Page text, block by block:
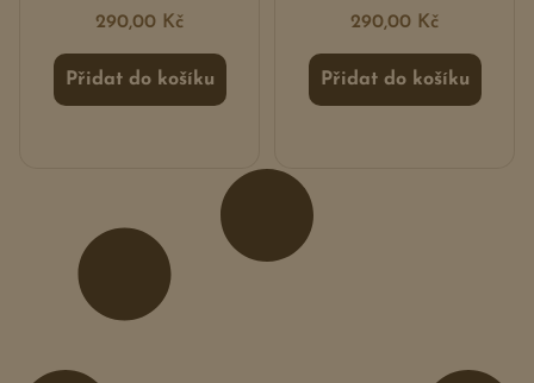
290,00 Kč
Přidat do košíku
290,00 Kč
Přidat do košíku